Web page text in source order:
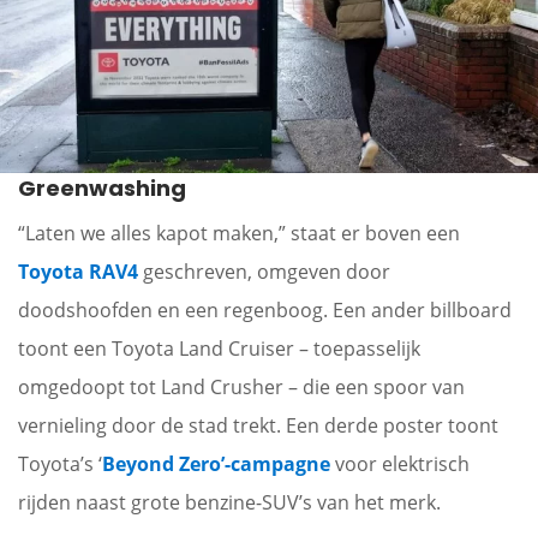
Greenwashing
“Laten we alles kapot maken,” staat er boven een
Toyota RAV4 geschreven, omgeven door
doodshoofden en een regenboog. Een ander billboard
toont een Toyota Land Cruiser – toepasselijk
omgedoopt tot Land Crusher – die een spoor van
vernieling door de stad trekt. Een derde poster toont
Toyota’s ‘Beyond Zero’-campagnevoor elektrisch
rijden naast grote benzine-SUV’s van het merk.